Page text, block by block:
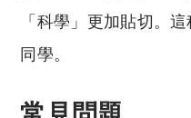
「科學」更加貼切。
同學。